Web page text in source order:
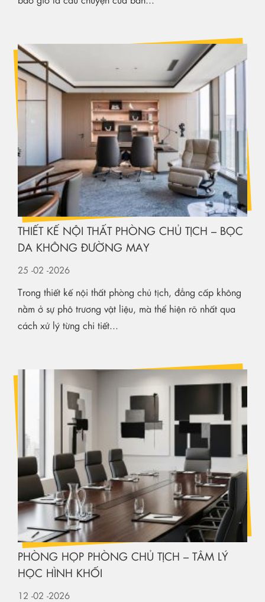
THIẾT KẾ NỘI THẤT PHÒNG CHỦ TỊCH – BỌC
DA KHÔNG ĐƯỜNG MAY
25 -02 -2026
Trong thiết kế nội thất phòng chủ tịch, đẳng cấp không
nằm ở sự phô trương vật liệu, mà thể hiện rõ nhất qua
cách xử lý từng chi tiết...
PHÒNG HỌP PHÒNG CHỦ TỊCH – TÂM LÝ
HỌC HÌNH KHỐI
12 -02 -2026